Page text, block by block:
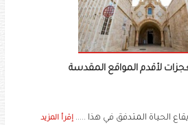
لأقدم المواقع المقدسة
الحياة المتدفق في هذا ..... إقرأ المزيد